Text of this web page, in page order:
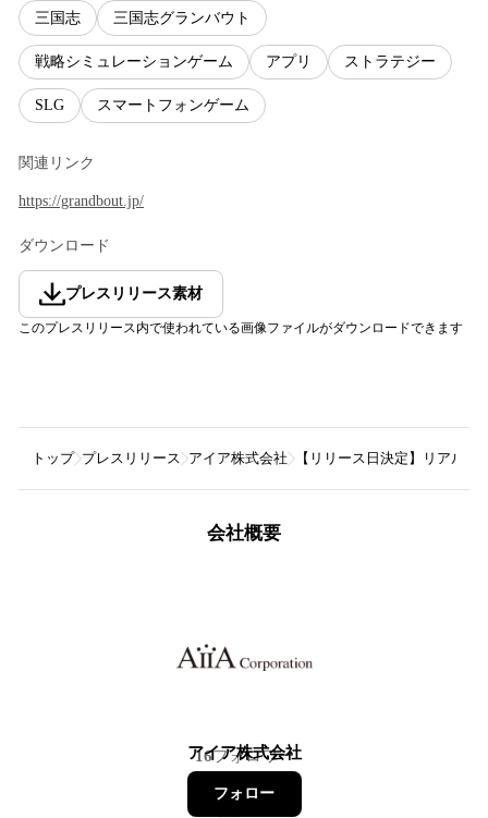
三国志 三国志グランバウト
戦略シミュレーションゲーム アプリ ストラテジー
SLG スマートフォンゲーム
関連リンク
https://grandbout.jp/
ダウンロード
プレスリリース素材
このプレスリリース内で使われている画像ファイルがダウンロードできます
トップ プレスリリース アイア株式会社 【リリース日決定】リアル
会社概要
アイア株式会社
16フォロワー
フォロー